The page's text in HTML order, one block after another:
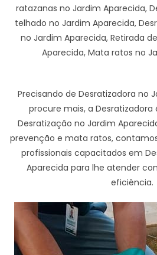
ratazanas no Jardim Aparecida,
telhado no Jardim Aparecida,
no Jardim Aparecida, Retirada
Aparecida, Mata ratos no
Precisando de Desratizadora no
procure mais, a Desratizadora
Desratização no Jardim
prevenção e mata ratos,
profissionais capacitados em
Aparecida para lhe atender
eficiência.